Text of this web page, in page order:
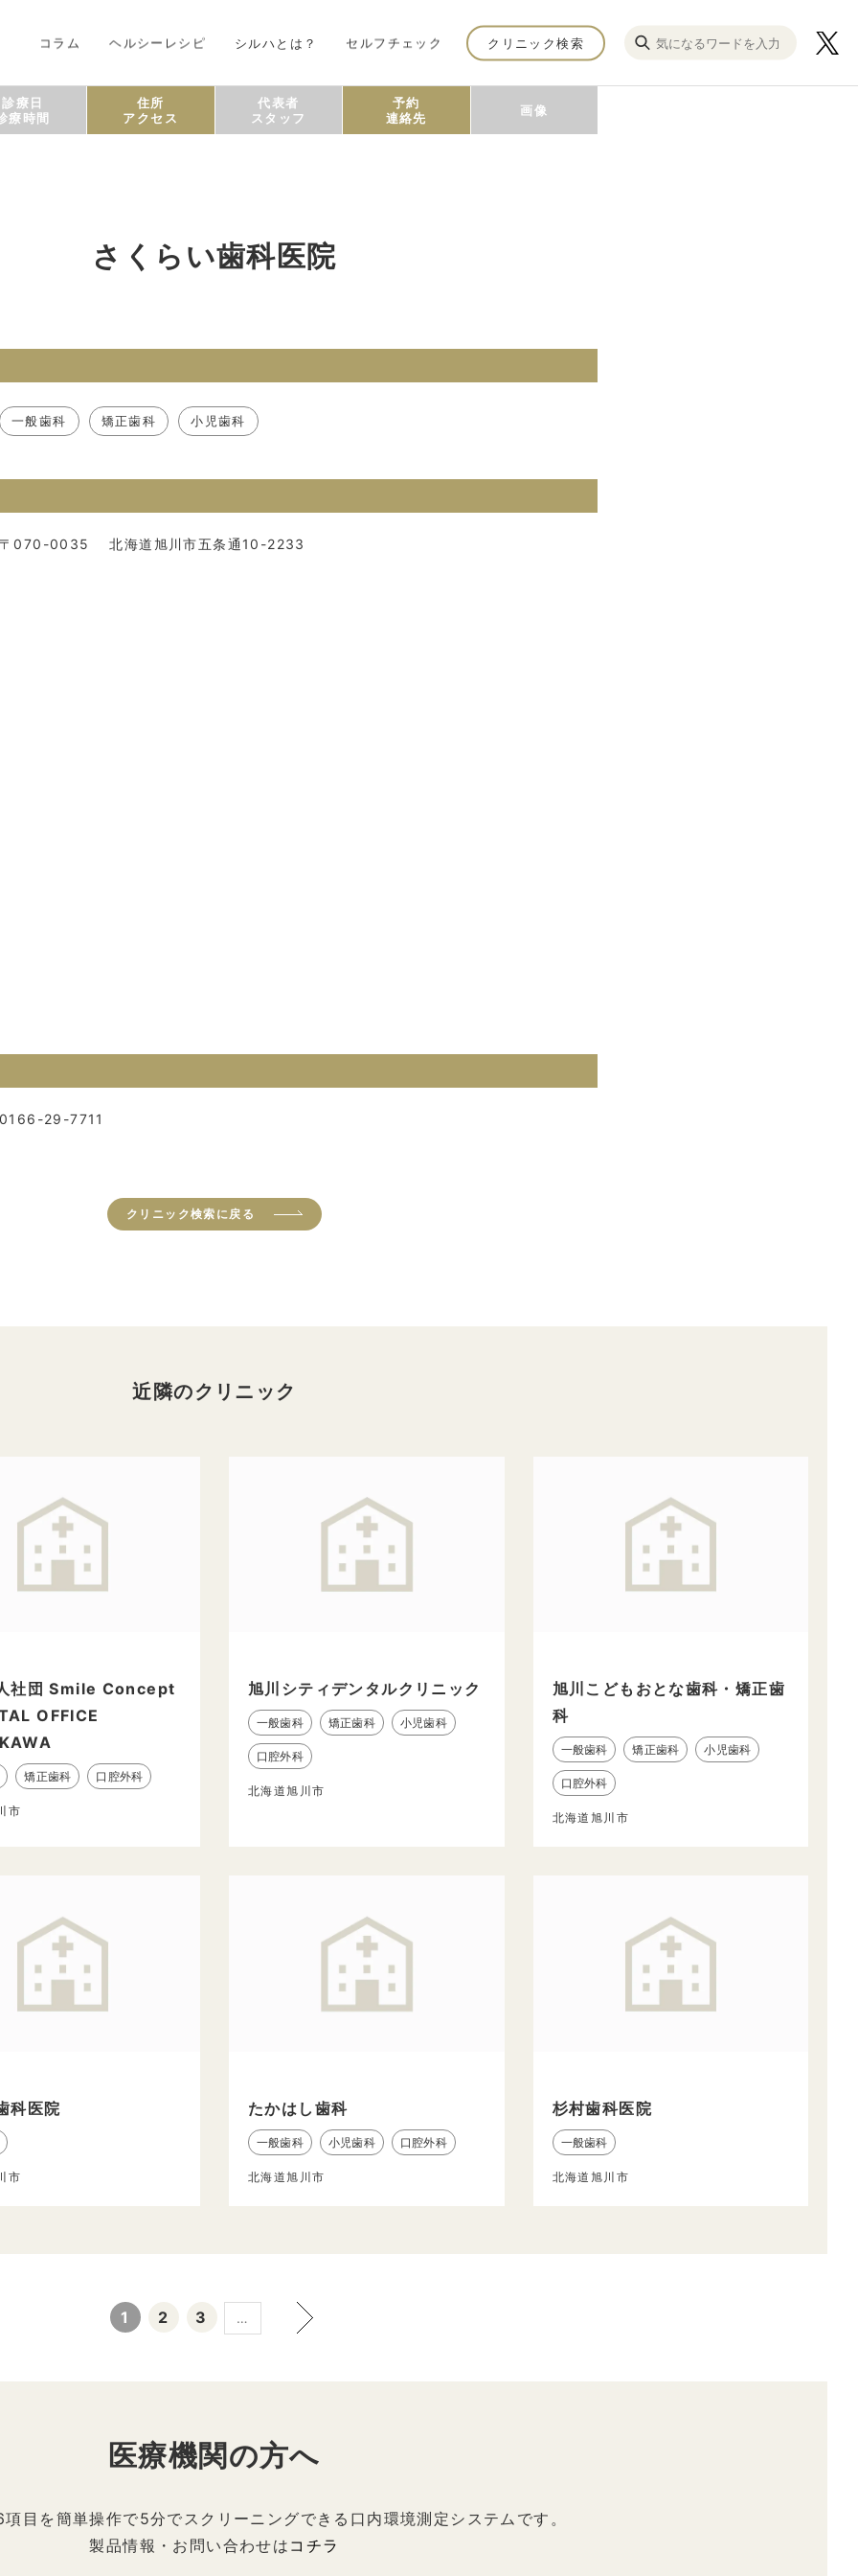
コラム ヘルシーレシピ シルハとは？ セルフチェック クリニック検索
診療日
療時間
住所
アクセス
代表者
スタッフ
予約
連絡先
画像
さくらい歯科医院
一般歯科 矯正歯科 小児歯科
〒070-0035 北海道旭川市五条通10-2233
0166-29-7711
クリニック検索に戻る
近隣のクリニック
社団 Smile Concept
OFFICE
矯正歯科 口腔外科
市
旭川シティデンタルクリニック
一般歯科 矯正歯科 小児歯科
口腔外科
北海道旭川市
旭川こどもおとな歯科・矯正歯
科
一般歯科 矯正歯科 小児歯科
口腔外科
北海道旭川市
科医院
市
たかはし歯科
一般歯科 小児歯科 口腔外科
北海道旭川市
杉村歯科医院
一般歯科
北海道旭川市
1 2 3 …
医療機関の方へ
目を簡単操作で5分でスクリーニングできる口内環境測定システムです。
製品情報・お問い合わせは コチラ